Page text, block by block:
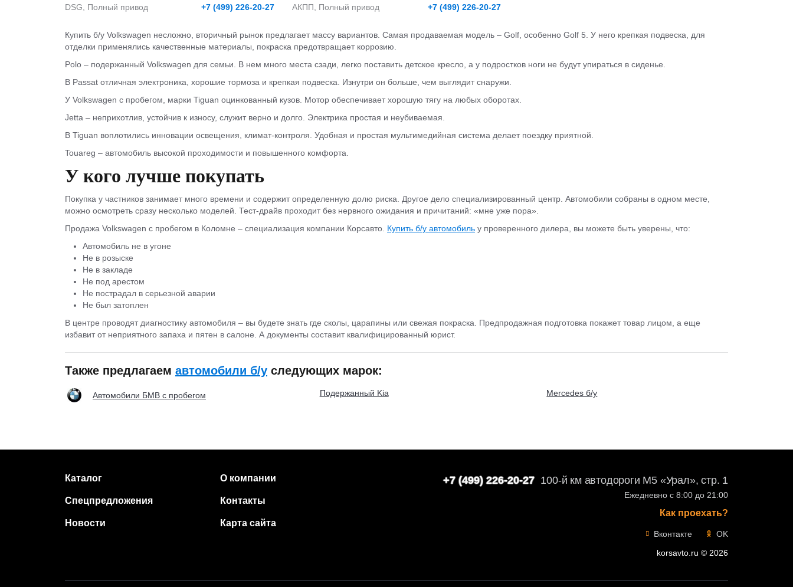
DSG, Полный привод +7 (499) 226-20-27 АКПП, Полный привод +7 (499) 226-20-27
Купить б/у Volkswagen несложно, вторичный рынок предлагает массу вариантов. Самая продаваемая модель – Golf, особенно Golf 5. У него крепкая подвеска, для
отделки применялись качественные материалы, покраска предотвращает коррозию.
Polo – подержанный Volkswagen для семьи. В нем много места сзади, легко поставить детское кресло, а у подростков ноги не будут упираться в сиденье.
В Passat отличная электроника, хорошие тормоза и крепкая подвеска. Изнутри он больше, чем выглядит снаружи.
У Volkswagen с пробегом, марки Tiguan оцинкованный кузов. Мотор обеспечивает хорошую тягу на любых оборотах.
Jetta – неприхотлив, устойчив к износу, служит верно и долго. Электрика простая и неубиваемая.
В Tiguan воплотились инновации освещения, климат-контроля. Удобная и простая мультимедийная система делает поездку приятной.
Touareg – автомобиль высокой проходимости и повышенного комфорта.
У кого лучше покупать
Покупка у частников занимает много времени и содержит определенную долю риска. Другое дело специализированный центр. Автомобили собраны в одном месте,
можно осмотреть сразу несколько моделей. Тест-драйв проходит без нервного ожидания и причитаний: «мне уже пора».
Продажа Volkswagen с пробегом в Коломне – специализация компании Корсавто. Купить б/у автомобиль у проверенного дилера, вы можете быть уверены, что:
Автомобиль не в угоне
Не в розыске
Не в закладе
Не под арестом
Не пострадал в серьезной аварии
Не был затоплен
В центре проводят диагностику автомобиля – вы будете знать где сколы, царапины или свежая покраска. Предпродажная подготовка покажет товар лицом, а еще
избавит от неприятного запаха и пятен в салоне. А документы составит квалифицированный юрист.
Также предлагаем автомобили б/у следующих марок:
Автомобили БМВ с пробегом Подержанный Kia Mercedes б/у
Каталог
Спецпредложения
Новости
О компании
Контакты
Карта сайта
+7 (499) 226-20-27 100-й км автодороги М5 «Урал», стр. 1
Ежедневно с 8:00 до 21:00
Как проехать?
Вконтакте
OK
korsavto.ru © 2026